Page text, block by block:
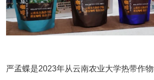
严孟蝶是2023年从云南农业大学热带作